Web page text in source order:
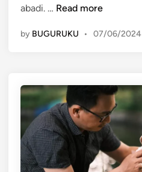
abadi. … K
s
y
a
n
g
O
Read more
by BUGURUKU • 07/06/2024